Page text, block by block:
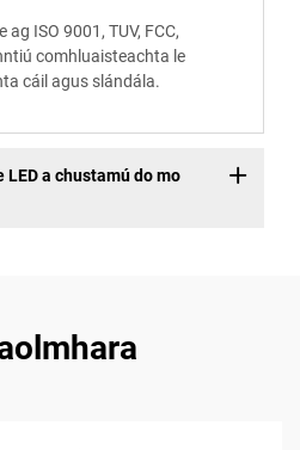
ISO 9001, TUV, FCC,
comhluaisteachta le
cáil agus slándála.
a chustamú do mo